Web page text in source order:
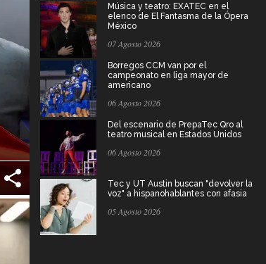
Música y teatro: EXATEC en el
elenco de El Fantasma de la Ópera
México
07 Agosto 2026
Borregos CCM van por el
campeonato en liga mayor de
americano
06 Agosto 2026
Del escenario de PrepaTec Qro al
teatro musical en Estados Unidos
06 Agosto 2026
Tec y UT Austin buscan "devolver la
voz" a hispanohablantes con afasia
05 Agosto 2026